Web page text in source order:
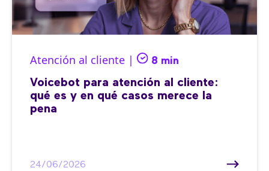
Atención al cliente | 8 min
Voicebot para atención al cliente:
qué es y en qué casos merece la
pena
24/06/2026